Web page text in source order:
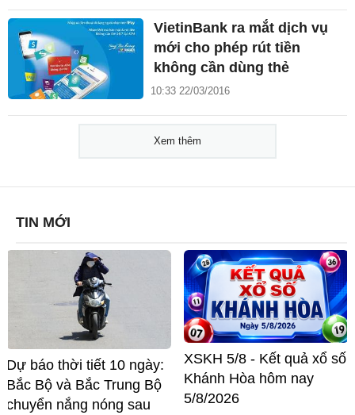
VietinBank ra mắt dịch vụ
mới cho phép rút tiền
không cần dùng thẻ
10:33 22/03/2016
Xem thêm
TIN MỚI
Dự báo thời tiết 10 ngày:
Bắc Bộ và Bắc Trung Bộ
chuyển nắng nóng sau
XSKH 5/8 - Kết quả xổ số
Khánh Hòa hôm nay
5/8/2026